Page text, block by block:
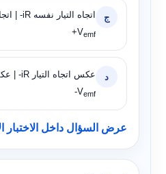
ج اتجاه التيار نفسه -iR
|
+Vemf
د عكس اتجاه التيار -iR| عكس
-Vemf
عرض السؤال داخل الاختبار